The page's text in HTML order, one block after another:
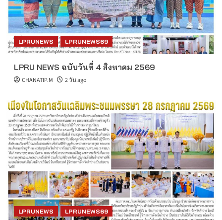
LPRUNEWS LPRUNEWS69
LPRU NEWS ฉบับวันที่ 4 สิงหาคม 2569
CHANATIP.M 2 วัน ago
LPRUNEWS LPRUNEWS69